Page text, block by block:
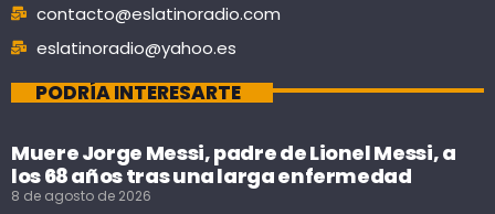
contacto@eslatinoradio.com
eslatinoradio@yahoo.es
PODRÍA INTERESARTE
Muere Jorge Messi, padre de Lionel Messi, a
los 68 años tras una larga enfermedad
8 de agosto de 2026